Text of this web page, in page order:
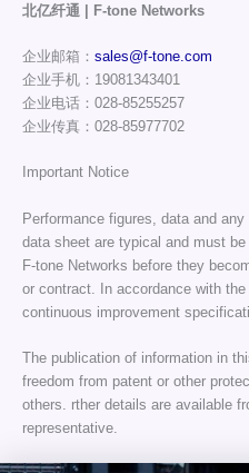
北亿纤通 | F-tone Networks
企业邮箱： sales@f-tone.com
企业手机：19081343401
企业电话：028-85255257
企业传真：028-85977702
Important Notice
Performance figures, data and
data sheet are typical and must
F-tone Networks before they
or contract. In accordance with
continuous improvement
The publication of information in
freedom from patent or other
others. rther details are available
representative.